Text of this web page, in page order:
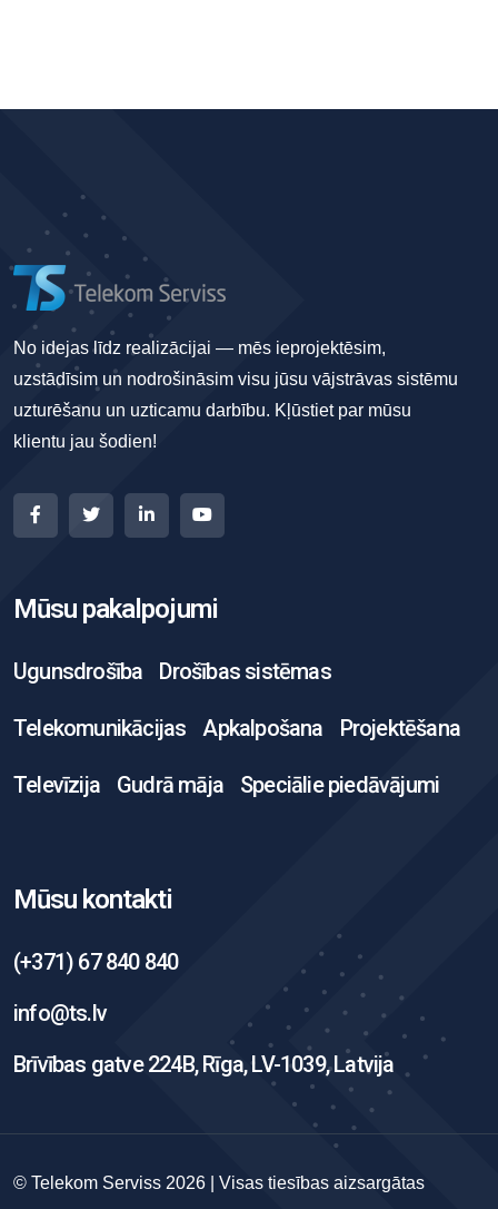
No idejas līdz realizācijai — mēs ieprojektēsim,
uzstādīsim un nodrošināsim visu jūsu vājstrāvas sistēmu
uzturēšanu un uzticamu darbību. Kļūstiet par mūsu
klientu jau šodien!
Mūsu pakalpojumi
Ugunsdrošība Drošības sistēmas
Telekomunikācijas Apkalpošana Projektēšana
Televīzija Gudrā māja Speciālie piedāvājumi
Mūsu kontakti
(+371) 67 840 840
info@ts.lv
Brīvības gatve 224B, Rīga, LV-1039, Latvija
© Telekom Serviss 2026 | Visas tiesības aizsargātas